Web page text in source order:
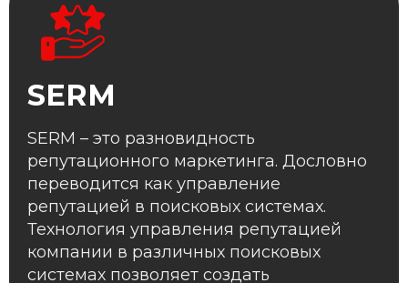
SERM
SERM – это разновидность
репутационного маркетинга. Дословно
переводится как управление
репутацией в поисковых системах.
Технология управления репутацией
компании в различных поисковых
системах позволяет создать